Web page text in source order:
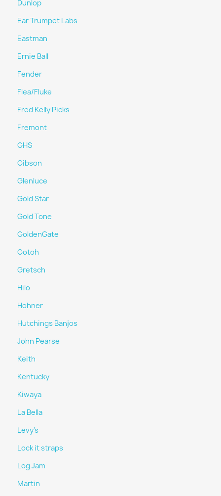
Dunlop
Ear Trumpet Labs
Eastman
Ernie Ball
Fender
Flea/Fluke
Fred Kelly Picks
Fremont
GHS
Gibson
Glenluce
Gold Star
Gold Tone
GoldenGate
Gotoh
Gretsch
Hilo
Hohner
Hutchings Banjos
John Pearse
Keith
Kentucky
Kiwaya
La Bella
Levy's
Lock it straps
Log Jam
Martin